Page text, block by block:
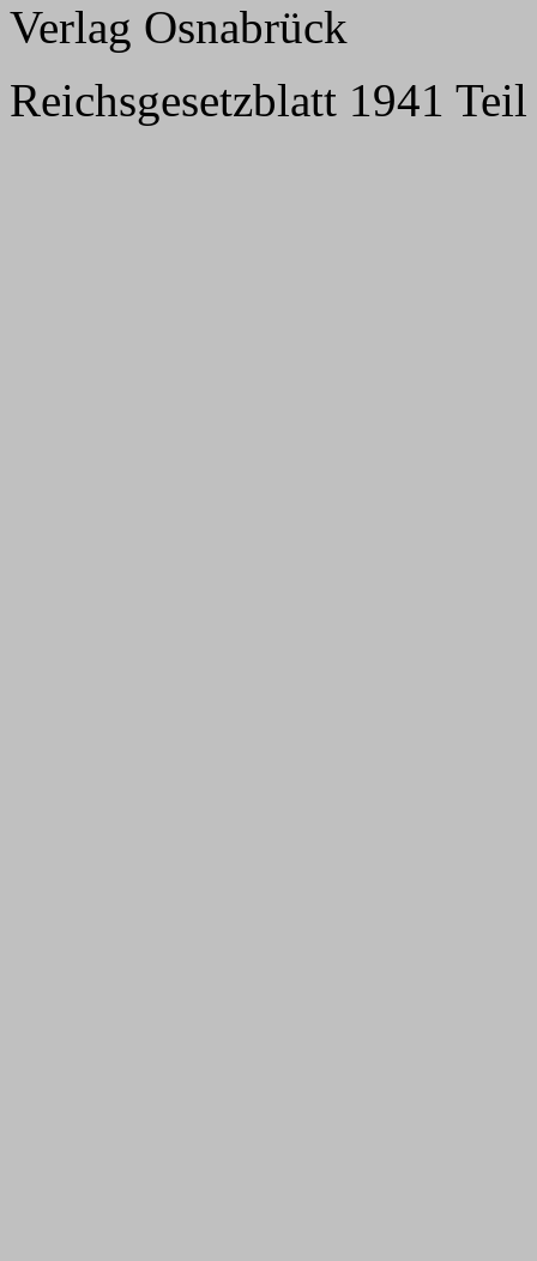
Verlag Osnabrück
Reichsgesetzblatt 1941